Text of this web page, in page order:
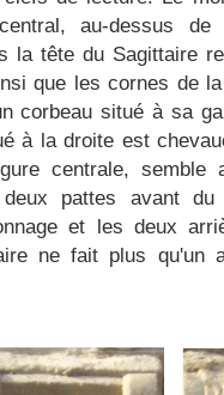
au-dessus de
la tête du Sagittaire
que les cornes de
corbeau situé à sa
à la droite est
centrale, semble
pattes avant du
et les deux
ne fait plus qu'un